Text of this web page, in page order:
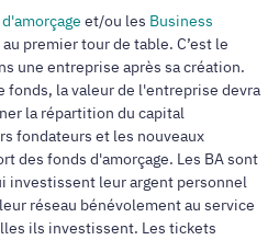
et/ou les Business
premier tour de table. C’est le
une entreprise après sa création.
fonds, la valeur de l'entreprise devra
la répartition du capital
fondateurs et les nouveaux
des fonds d'amorçage. Les BA sont
investissent leur argent personnel
réseau bénévolement au service
ils investissent. Les tickets